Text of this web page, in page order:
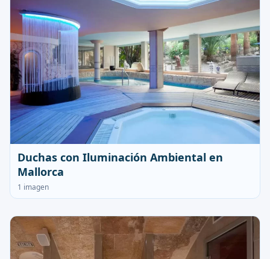
Duchas con Iluminación Ambiental en
Mallorca
1 imagen